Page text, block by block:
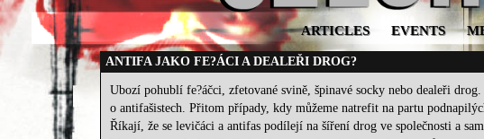
ARTICLES EVENTS
ANTIFA JAKO FE?ÁCI A DEALEŘI DROG?
Ubozí pohublí fe?áčci, zfetované svině, špinavé socky nebo dealeři
o antifašistech. Přitom případy, kdy můžeme natrefit na partu
Říkají, že se levičáci a antifas podílejí na šíření drog ve společnosti a